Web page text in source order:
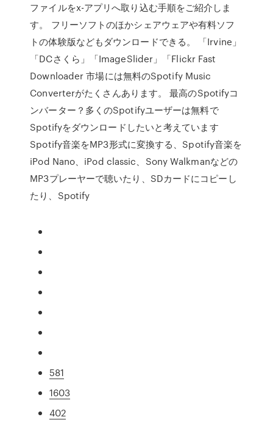
ファイルをx-アプリへ取り込む手順をご紹介しま
す。 フリーソフトのほかシェアウェアや有料ソフ
トの体験版などもダウンロードできる。 「Irvine」
「DCさくら」「ImageSlider」「Flickr Fast
Downloader 市場には無料のSpotify Music
Converterがたくさんあります。 最高のSpotifyコ
ンバーター？多くのSpotifyユーザーは無料で
Spotifyをダウンロードしたいと考えています
Spotify音楽をMP3形式に変換する、Spotify音楽を
iPod Nano、iPod classic、Sony Walkmanなどの
MP3プレーヤーで聴いたり、SDカードにコピーし
たり、Spotify
581
1603
402